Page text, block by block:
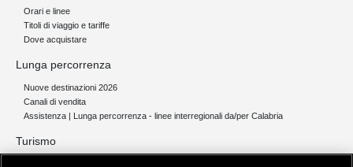
Orari e linee
Titoli di viaggio e tariffe
Dove acquistare
Lunga percorrenza
Nuove destinazioni 2026
Canali di vendita
Assistenza | Lunga percorrenza - linee interregionali da/per Calabria
Turismo